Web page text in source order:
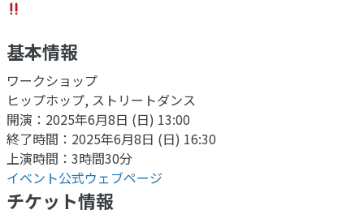
基本情報
ワークショップ
ヒップホップ, ストリートダンス
開演：2025年6月8日 (日) 13:00
終了時間：2025年6月8日 (日) 16:30
上演時間：3時間30分
イベント公式ウェブページ
チケット情報